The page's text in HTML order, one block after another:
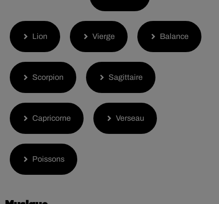
Lion Vierge Balance
Scorpion Sagittaire
Capricorne Verseau
Poissons